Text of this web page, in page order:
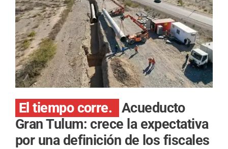
El tiempo corre. Acueducto
Gran Tulum: crece la expectativa
por una definición de los fiscales